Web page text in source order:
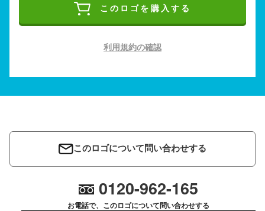
このロゴを購入する
利用規約の確認
このロゴについて問い合わせする
0120-962-165
お電話で、このロゴについて問い合わせする